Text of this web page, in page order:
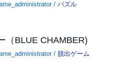
/パズル
（BLUE CHAMBER)
/ 脱出ゲーム